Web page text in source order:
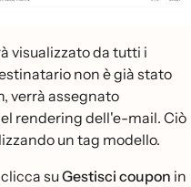
visualizzato da tutti i
non è già stato
verrà assegnato
rendering dell'e-mail. Ciò
un tag modello.
suGestisci coupon in